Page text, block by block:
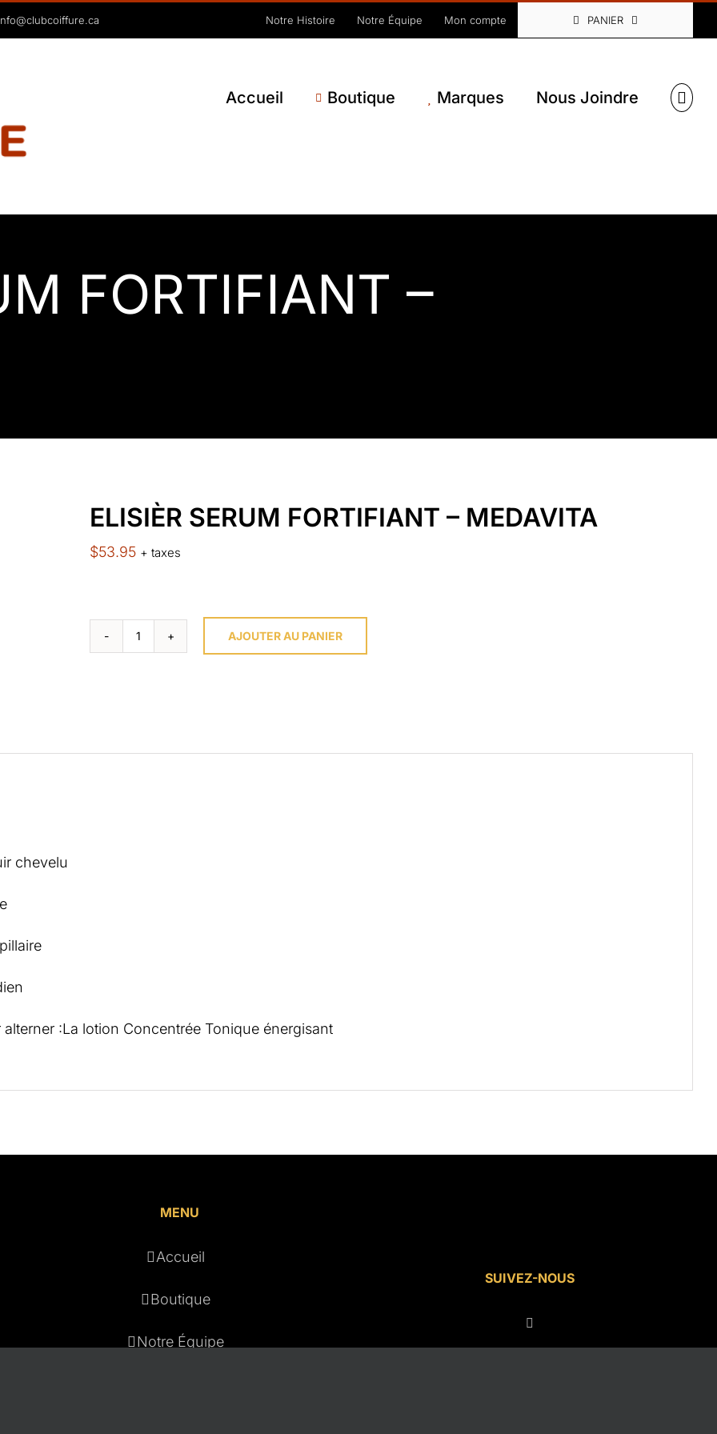
Notre Histoire Notre Équipe Mon compte PANIER
Accueil Boutique Marques Nous Joindre
FORTIFIANT –
ELISIÈR SERUM FORTIFIANT – MEDAVITA
$53.95 + taxes
FORTIFIANT
AJOUTER AU PANIER
chevelu
:La lotion Concentrée Tonique énergisant
MENU
Accueil
Boutique
Notre Équipe
SUIVEZ-NOUS